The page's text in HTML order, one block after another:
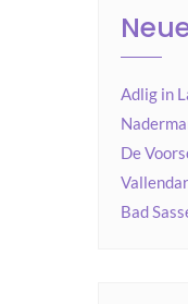
Adlig in
De
Bad